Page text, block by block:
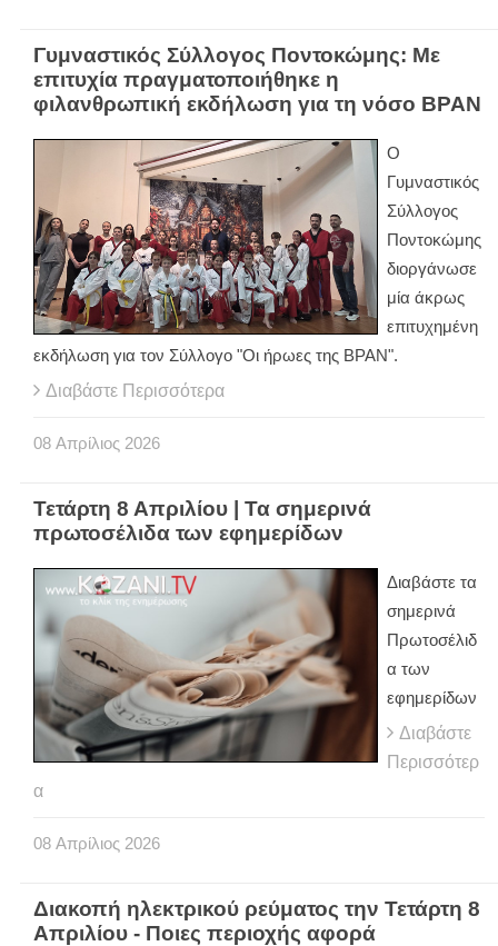
Γυμναστικός Σύλλογος Ποντοκώμης: Με
επιτυχία πραγματοποιήθηκε η
φιλανθρωπική εκδήλωση για τη νόσο BPAN
Ο
Γυμναστικός
Σύλλογος
Ποντοκώμης
διοργάνωσε
μία άκρως
επιτυχημένη
εκδήλωση για τον Σύλλογο "Οι ήρωες της BPAN".
Διαβάστε Περισσότερα
08 Απρίλιος 2026
Τετάρτη 8 Απριλίου | Τα σημερινά
πρωτοσέλιδα των εφημερίδων
Διαβάστε τα
σημερινά
Πρωτοσέλιδ
α των
εφημερίδων
Διαβάστε
Περισσότερ
α
08 Απρίλιος 2026
Διακοπή ηλεκτρικού ρεύματος την Τετάρτη 8
Απριλίου - Ποιες περιοχής αφορά